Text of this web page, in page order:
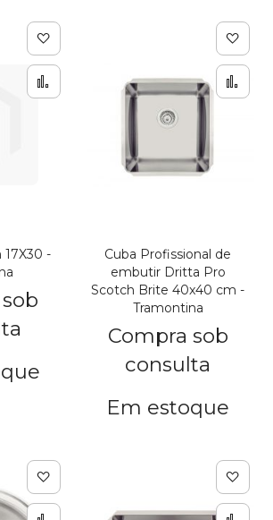
-
Adicionar à lista de
Adicionar para
Cuba Profissional de
embutir Dritta Pro
Scotch Brite 40x40 cm -
Tramontina
Compra sob
consulta
Em estoque
Adicionar à lista de